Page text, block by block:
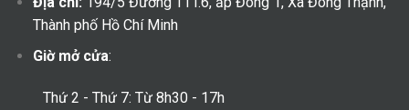
Thành phố Hồ Chí Minh
Giờ mở cửa:
Thứ 2 - Thứ 7: Từ 8h30 - 17h